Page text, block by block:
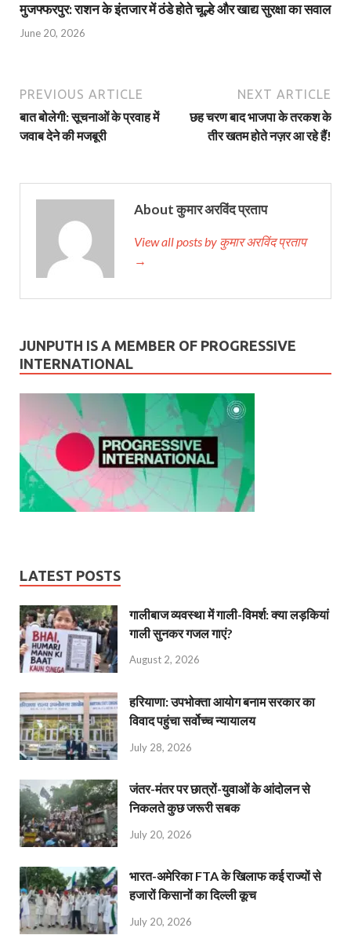
मुजफ्फरपुर: राशन के इंतजार में ठंडे होते चूल्हे और खाद्य सुरक्षा का सवाल
June 20, 2026
PREVIOUS ARTICLE
बात बोलेगी: सूचनाओं के प्रवाह में
जवाब देने की मजबूरी
NEXT ARTICLE
छह चरण बाद भाजपा के तरकश के
तीर खतम होते नज़र आ रहे हैं!
About कुमार अरविंद प्रताप
View all posts by कुमार अरविंद प्रताप
→
JUNPUTH IS A MEMBER OF PROGRESSIVE
INTERNATIONAL
LATEST POSTS
गालीबाज व्‍यवस्‍था में गाली-विमर्श: क्या लड़कियां
गाली सुनकर गजल गाएं?
August 2, 2026
हरियाणा: उपभोक्ता आयोग बनाम सरकार का
विवाद पहुंचा सर्वोच्च न्यायालय
July 28, 2026
जंतर-मंतर पर छात्रों-युवाओं के आंदोलन से
निकलते कुछ जरूरी सबक
July 20, 2026
भारत-अमेरिका FTA के खिलाफ कई राज्यों से
हजारों किसानों का दिल्ली कूच
July 20, 2026